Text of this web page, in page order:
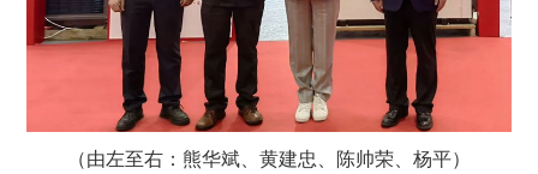
（由左至右：熊华斌、黄建忠、陈帅荣、杨平）